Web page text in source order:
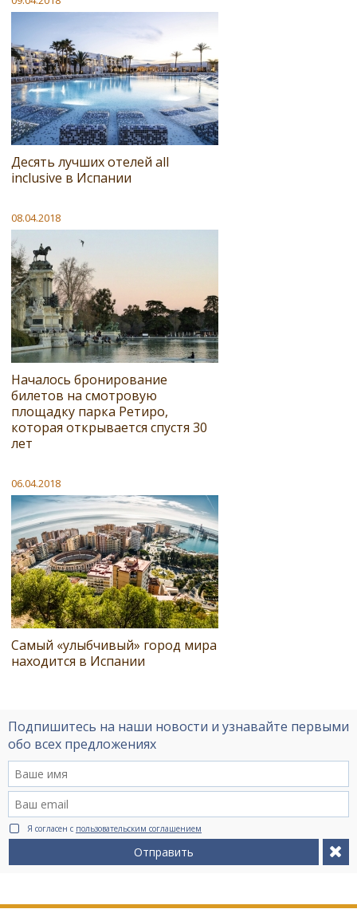
Десять лучших отелей all
inclusive в Испании
08.04.2018
Началось бронирование
билетов на смотровую
площадку парка Ретиро,
которая открывается спустя 30
лет
06.04.2018
Самый «улыбчивый» город мира
находится в Испании
Подпишитесь на наши новости и узнавайте первыми
обо всех предложениях
Я согласен с пользовательским соглашением
Отправить